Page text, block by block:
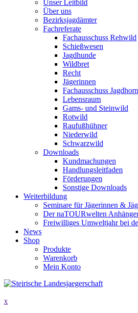
Unser Leitbild
Über uns
Bezirksjagdämter
Fachreferate
Fachausschuss Rehwild
Schießwesen
Jagdhunde
Wildbret
Recht
Jägerinnen
Fachausschuss Jagdhorn
Lebensraum
Gams- und Steinwild
Rotwild
Raufußhühner
Niederwild
Schwarzwild
Downloads
Kundmachungen
Handlungsleitfaden
Förderungen
Sonstige Downloads
Weiterbildung
Seminare für Jägerinnen &
Der naTOURwelten
Freiwilliges Umweltjahr bei
News
Shop
Produkte
Warenkorb
Mein Konto
x